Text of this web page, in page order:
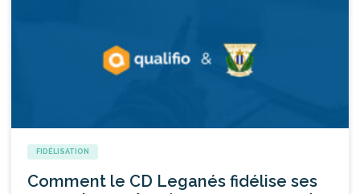
FIDÉLISATION
Comment le CD Leganés fidélise ses